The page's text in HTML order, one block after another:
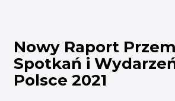
AKADEMIA
Nowy Raport
Spotkań i
Polsce 2021